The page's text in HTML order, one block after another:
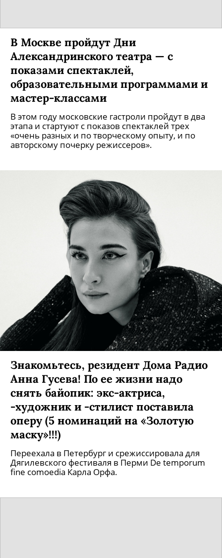
В Москве пройдут Дни
Александринского театра — с
показами спектаклей,
образовательными программами и
мастер-классами
В этом году московские гастроли пройдут в два
этапа и стартуют с показов спектаклей трех
«очень разных и по творческому опыту, и по
авторскому почерку режиссеров».
Знакомьтесь, резидент Дома Радио
Анна Гусева! По ее жизни надо
снять байопик: экс-актриса,
-художник и -стилист поставила
оперу (5 номинаций на «Золотую
маску»!!!)
Переехала в Петербург и срежиссировала для
Дягилевского фестиваля в Перми De temporum
fine comoedia Карла Орфа.